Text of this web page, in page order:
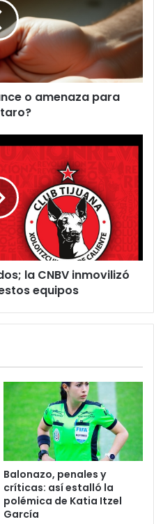
o amenaza para
la CNBV inmovilizó
equipos
Balonazo, penales y
críticas: así estalló la
polémica de Katia Itzel
García